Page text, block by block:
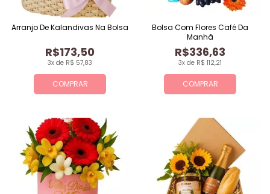
COMPRAR
3x de R$ 57,83
R$173,50
Arranjo De Kalandivas Na Bolsa
COMPRAR
3x de R$ 112,21
R$336,63
Bolsa Com Flores Café Da
Manhã